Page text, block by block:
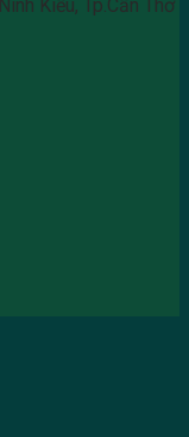
Kiều, Tp.Cần Thơ